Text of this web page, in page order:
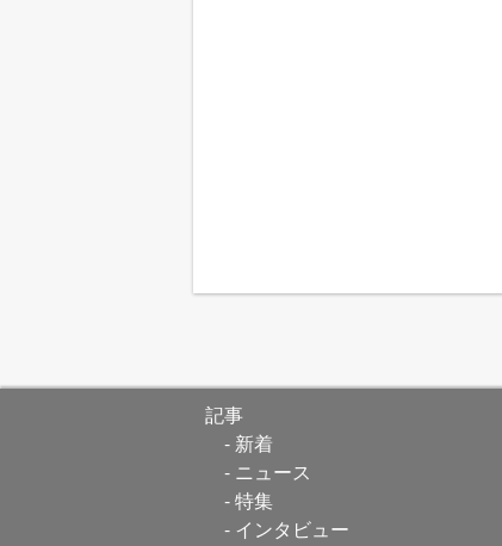
記事
新着
ニュース
特集
インタビュー